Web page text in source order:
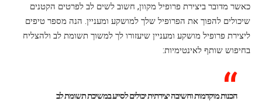
כאשר מדובר ביצירת פרופיל מקוון, חשוב לשים לב לפרטים הקטנים
שיכולים להפוך את הפרופיל שלך למושקע ומעניין. הנה מספר טיפים
ליצירת פרופיל מושקע ומעניין שיעזורו לך למשוך תשומת לב ולהצליח
בחיפוש שותף לאינטימיות:
הכנות מוקדמות וחשיבה יצירתית יכולים לסייע במשיכת תשומת לב